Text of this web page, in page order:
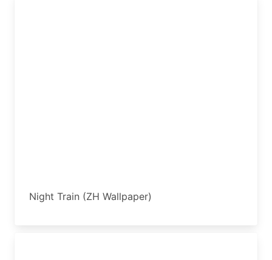
Night Train (ZH Wallpaper)